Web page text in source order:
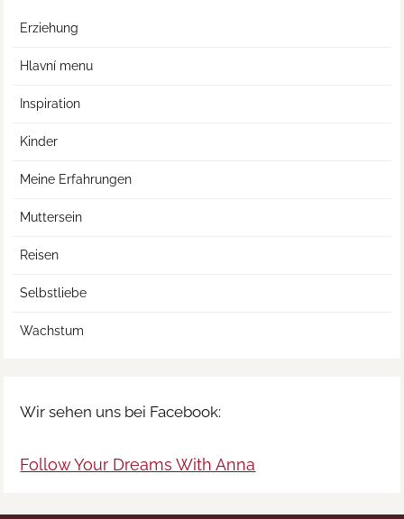
Erziehung
Hlavní menu
Inspiration
Kinder
Meine Erfahrungen
Muttersein
Reisen
Selbstliebe
Wachstum
Wir sehen uns bei Facebook:
Follow Your Dreams With Anna